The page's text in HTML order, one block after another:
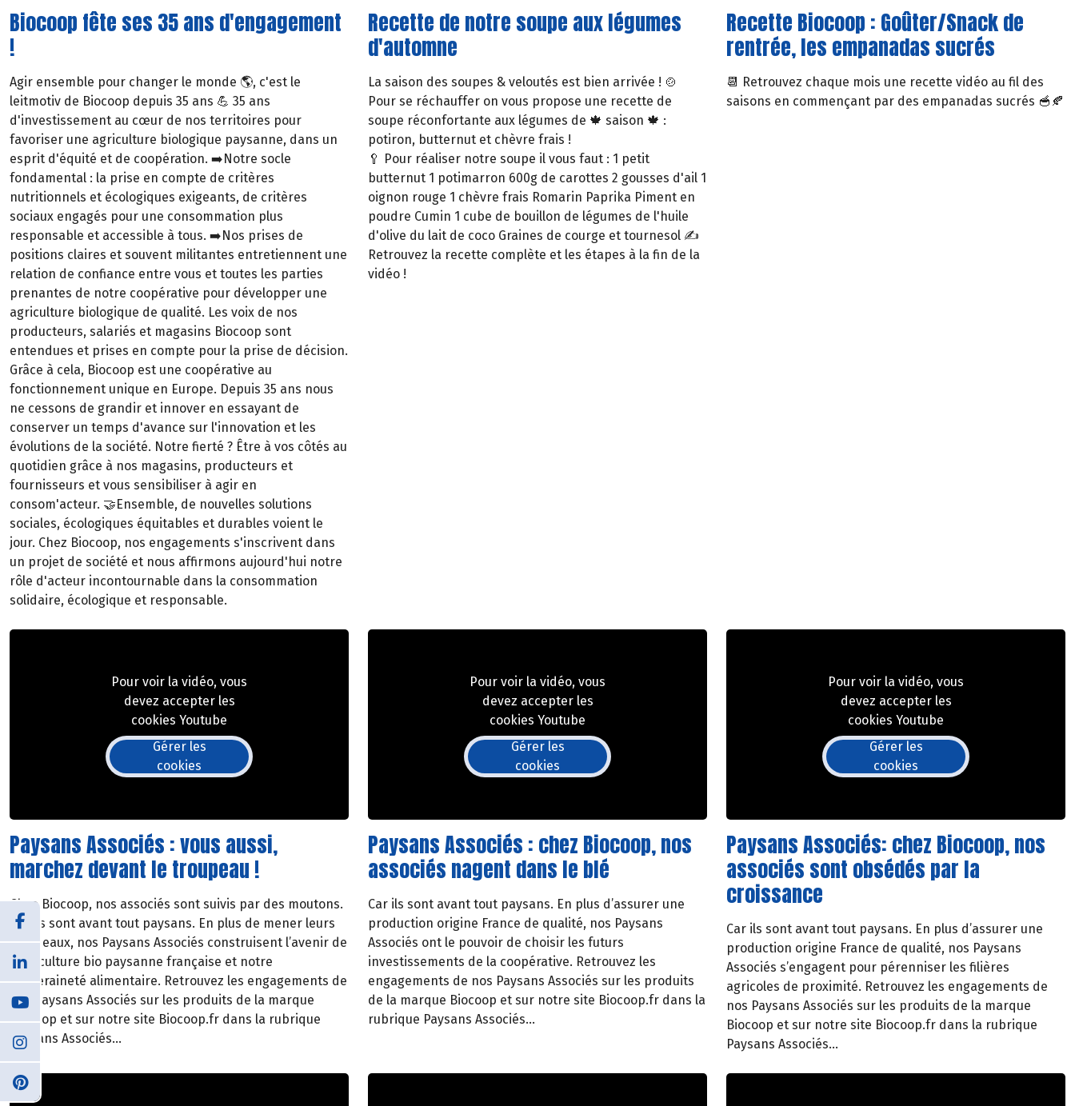
Biocoop fête ses 35 ans d'engagement
!
Agir ensemble pour changer le monde 🌎, c'est le
leitmotiv de Biocoop depuis 35 ans 💪 35 ans
d'investissement au cœur de nos territoires pour
favoriser une agriculture biologique paysanne, dans un
esprit d'équité et de coopération. ➡️Notre socle
fondamental : la prise en compte de critères
nutritionnels et écologiques exigeants, de critères
sociaux engagés pour une consommation plus
responsable et accessible à tous. ➡️Nos prises de
positions claires et souvent militantes entretiennent une
relation de confiance entre vous et toutes les parties
prenantes de notre coopérative pour développer une
agriculture biologique de qualité. Les voix de nos
producteurs, salariés et magasins Biocoop sont
entendues et prises en compte pour la prise de décision.
Grâce à cela, Biocoop est une coopérative au
fonctionnement unique en Europe. Depuis 35 ans nous
ne cessons de grandir et innover en essayant de
conserver un temps d'avance sur l'innovation et les
évolutions de la société. Notre fierté ? Être à vos côtés au
quotidien grâce à nos magasins, producteurs et
fournisseurs et vous sensibiliser à agir en
consom'acteur. 🤝Ensemble, de nouvelles solutions
sociales, écologiques équitables et durables voient le
jour. Chez Biocoop, nos engagements s'inscrivent dans
un projet de société et nous affirmons aujourd'hui notre
rôle d'acteur incontournable dans la consommation
solidaire, écologique et responsable.
Recette de notre soupe aux légumes
d'automne
La saison des soupes & veloutés est bien arrivée ! 🍲
Pour se réchauffer on vous propose une recette de
soupe réconfortante aux légumes de 🍁 saison 🍁 :
potiron, butternut et chèvre frais !
🥄 Pour réaliser notre soupe il vous faut : 1 petit
butternut 1 potimarron 600g de carottes 2 gousses d'ail 1
oignon rouge 1 chèvre frais Romarin Paprika Piment en
poudre Cumin 1 cube de bouillon de légumes de l'huile
d'olive du lait de coco Graines de courge et tournesol ✍️
Retrouvez la recette complète et les étapes à la fin de la
vidéo !
Recette Biocoop : Goûter/Snack de
rentrée, les empanadas sucrés
📆 Retrouvez chaque mois une recette vidéo au fil des
saisons en commençant par des empanadas sucrés 🥣🍂
Pour voir la vidéo, vous
devez accepter les
cookies Youtube
Gérer les
cookies
Paysans Associés : vous aussi,
marchez devant le troupeau !
Chez Biocoop, nos associés sont suivis par des moutons.
Car ils sont avant tout paysans. En plus de mener leurs
troupeaux, nos Paysans Associés construisent l’avenir de
l’agriculture bio paysanne française et notre
souveraineté alimentaire. Retrouvez les engagements de
nos Paysans Associés sur les produits de la marque
Biocoop et sur notre site Biocoop.fr dans la rubrique
Paysans Associés…
Pour voir la vidéo, vous
devez accepter les
cookies Youtube
Gérer les
cookies
Paysans Associés : chez Biocoop, nos
associés nagent dans le blé
Car ils sont avant tout paysans. En plus d’assurer une
production origine France de qualité, nos Paysans
Associés ont le pouvoir de choisir les futurs
investissements de la coopérative. Retrouvez les
engagements de nos Paysans Associés sur les produits
de la marque Biocoop et sur notre site Biocoop.fr dans la
rubrique Paysans Associés…
Pour voir la vidéo, vous
devez accepter les
cookies Youtube
Gérer les
cookies
Paysans Associés: chez Biocoop, nos
associés sont obsédés par la
croissance
Car ils sont avant tout paysans. En plus d’assurer une
production origine France de qualité, nos Paysans
Associés s’engagent pour pérenniser les filières
agricoles de proximité. Retrouvez les engagements de
nos Paysans Associés sur les produits de la marque
Biocoop et sur notre site Biocoop.fr dans la rubrique
Paysans Associés…